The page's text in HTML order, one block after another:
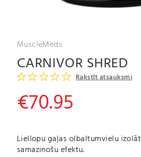
MuscleMeds
CARNIVOR SHRED
Rakstīt atsauksmi
€70.95
Liellopu gaļas olbaltumvielu
samazinošu efektu.